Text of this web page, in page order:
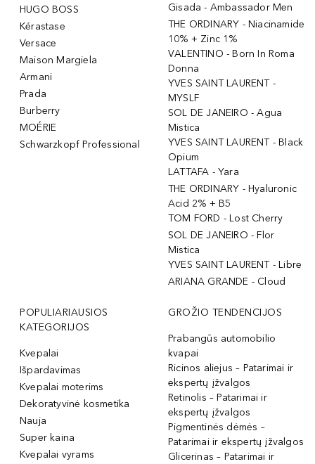
HUGO BOSS
Kérastase
Versace
Maison Margiela
Armani
Prada
Burberry
MOÉRIE
Schwarzkopf Professional
Gisada - Ambassador Men
THE ORDINARY - Niacinamide
10% + Zinc 1%
VALENTINO - Born In Roma
Donna
YVES SAINT LAURENT -
MYSLF
SOL DE JANEIRO - Agua
Mistica
YVES SAINT LAURENT - Black
Opium
LATTAFA - Yara
THE ORDINARY - Hyaluronic
Acid 2% + B5
TOM FORD - Lost Cherry
SOL DE JANEIRO - Flor
Mistica
YVES SAINT LAURENT - Libre
ARIANA GRANDE - Cloud
POPULIARIAUSIOS
KATEGORIJOS
Kvepalai
Išpardavimas
Kvepalai moterims
Dekoratyvinė kosmetika
Nauja
Super kaina
Kvepalai vyrams
GROŽIO TENDENCIJOS
Prabangūs automobilio
kvapai
Ricinos aliejus – Patarimai ir
ekspertų įžvalgos
Retinolis – Patarimai ir
ekspertų įžvalgos
Pigmentinės dėmės –
Patarimai ir ekspertų įžvalgos
Glicerinas – Patarimai ir